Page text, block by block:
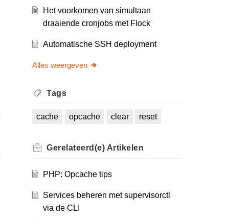
Het voorkomen van simultaan
draaiende cronjobs met Flock
Automatische SSH deployment
Alles weergeven
Tags
cache opcache clear reset
Gerelateerd(e) Artikelen
PHP: Opcache tips
Services beheren met supervisorctl
via de CLI